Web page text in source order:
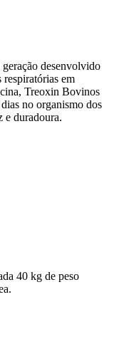
desenvolvido
respiratórias em
Treoxin Bovinos
no organismo dos
e duradoura.
40 kg de peso